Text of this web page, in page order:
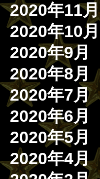
2020年11月
2020年10月
2020年9月
2020年8月
2020年7月
2020年6月
2020年5月
2020年4月